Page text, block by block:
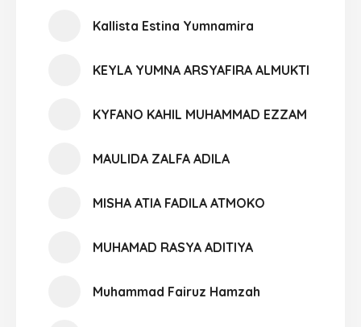
Kallista Estina Yumnamira
KEYLA YUMNA ARSYAFIRA ALMUKTI
KYFANO KAHIL MUHAMMAD EZZAM
MAULIDA ZALFA ADILA
MISHA ATIA FADILA ATMOKO
MUHAMAD RASYA ADITIYA
Muhammad Fairuz Hamzah